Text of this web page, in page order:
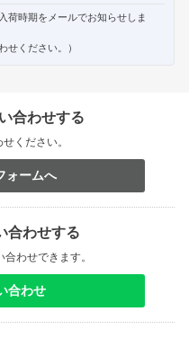
荷時期をメールでお知らせしま
せください。）
合わせする
ください。
ォームへ
合わせする
わせできます。
合わせ